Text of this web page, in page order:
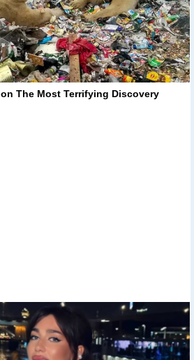
The Most Terrifying Discovery